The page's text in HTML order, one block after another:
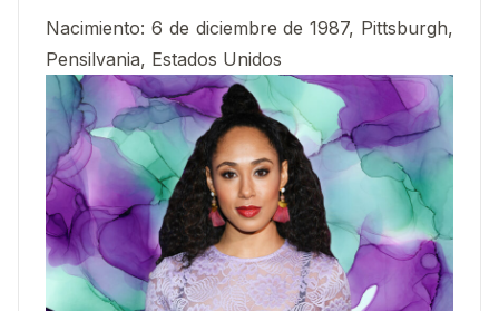
Nacimiento: 6 de diciembre de 1987, Pittsburgh,
Pensilvania, Estados Unidos